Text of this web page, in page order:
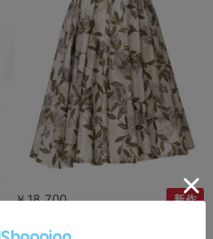
￥18,700 新作